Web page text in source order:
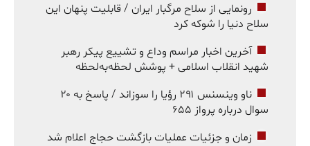
رونمایی از سلاح مرگبار ایران / قابلیت پنهان این
سلاح دنیا را شوکه کرد
آخرین اخبار مراسم وداع و تشییع پیکر رهبر
شهید انقلاب اسلامی + پوشش لحظه‌به‌لحظه
ناو وینسنس ۲۹۱ رؤیا را سوزاند / پاسخ به ۲۰
سوال درباره پرواز ۶۵۵
زمان و جزئیات عملیات بازگشت حجاج اعلام شد